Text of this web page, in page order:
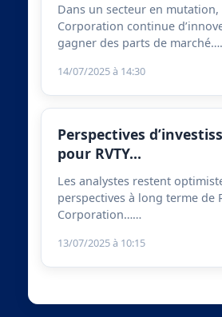
Dans un secteur en mutation,
Corporation continue
gagner des parts de
14/07/2025 à 14:30
Perspectives
pour RVTY…
Les analystes restent
perspectives à long terme de
Corporation……
13/07/2025 à 10:15